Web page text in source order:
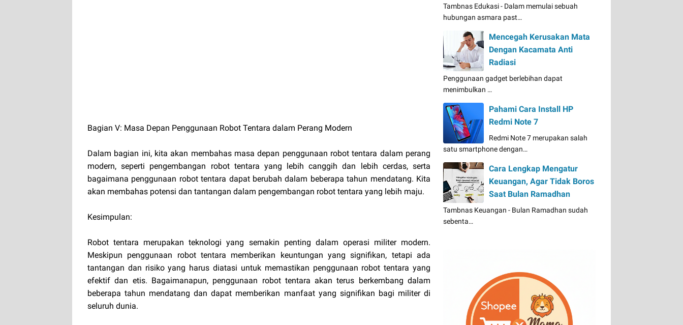
Bagian V: Masa Depan Penggunaan Robot Tentara dalam Perang Modern
Dalam bagian ini, kita akan membahas masa depan penggunaan robot tentara dalam perang
modern, seperti pengembangan robot tentara yang lebih canggih dan lebih cerdas, serta
bagaimana penggunaan robot tentara dapat berubah dalam beberapa tahun mendatang. Kita
akan membahas potensi dan tantangan dalam pengembangan robot tentara yang lebih maju.
Kesimpulan:
Robot tentara merupakan teknologi yang semakin penting dalam operasi militer modern.
Meskipun penggunaan robot tentara memberikan keuntungan yang signifikan, tetapi ada
tantangan dan risiko yang harus diatasi untuk memastikan penggunaan robot tentara yang
efektif dan etis. Bagaimanapun, penggunaan robot tentara akan terus berkembang dalam
beberapa tahun mendatang dan dapat memberikan manfaat yang signifikan bagi militer di
seluruh dunia.
Tambnas Edukasi - Dalam memulai sebuah
hubungan asmara past…
Mencegah Kerusakan Mata
Dengan Kacamata Anti
Radiasi
Penggunaan gadget berlebihan dapat
menimbulkan …
Pahami Cara Install HP
Redmi Note 7
Redmi Note 7 merupakan salah
satu smartphone dengan…
Cara Lengkap Mengatur
Keuangan, Agar Tidak Boros
Saat Bulan Ramadhan
Tambnas Keuangan - Bulan Ramadhan sudah
sebenta…